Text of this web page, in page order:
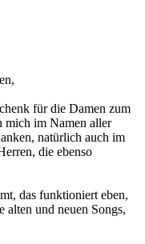
für die Damen zum
mich im Namen aller
natürlich auch im
die ebenso
das funktioniert eben,
alten und neuen Songs,